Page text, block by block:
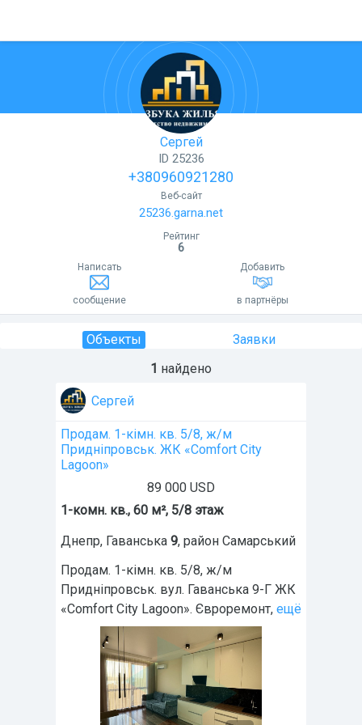
Сергей
ID 25236
+380960921280
Веб-сайт
25236.garna.net
Рейтинг
6
Написать
сообщение
Добавить
в партнёры
Объекты
Заявки
1 найдено
Сергей
Продам. 1-кімн. кв. 5/8, ж/м
Придніпровськ. ЖК «Comfort City
Lagoon»
89 000 USD
1-комн. кв., 60 м², 5/8 этаж
Днепр, Гаванська 9, район Самарський
Продам. 1-кімн. кв. 5/8, ж/м
Придніпровськ. вул. Гаванська 9-Г ЖК
«Comfort City Lagoon». Євроремонт, ещё